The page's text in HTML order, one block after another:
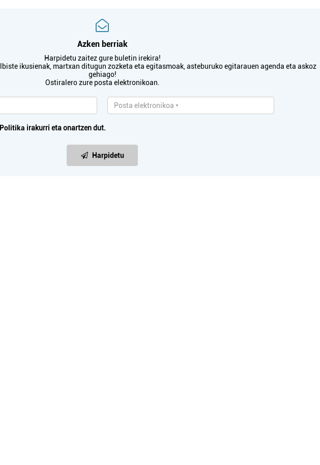
Azken berriak
Harpidetu zaitez gure buletin irekira!
ikusienak, martxan ditugun zozketa eta egitasmoak, asteburuko egitarauen agenda eta askoz
gehiago!
Ostiralero zure posta elektronikoan.
irakurri eta onartzen dut.
Harpidetu